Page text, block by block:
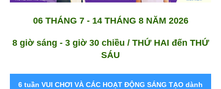
06 THÁNG 7 - 14 THÁNG 8 NĂM 2026
8 giờ sáng - 3 giờ 30 chiều / THỨ HAI đến THỨ
SÁU
6 tuần VUI CHƠI VÀ CÁC HOẠT ĐỘNG SÁNG TẠO dành